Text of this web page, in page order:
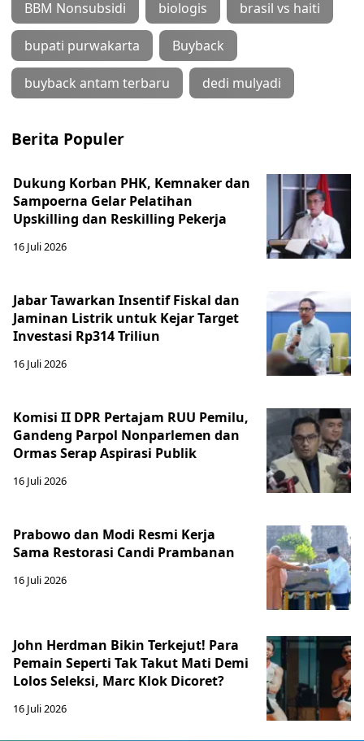
BBM Nonsubsidi biologis brasil vs haiti
bupati purwakarta Buyback
buyback antam terbaru dedi mulyadi
Berita Populer
Dukung Korban PHK, Kemnaker dan
Sampoerna Gelar Pelatihan
Upskilling dan Reskilling Pekerja
16 Juli 2026
Jabar Tawarkan Insentif Fiskal dan
Jaminan Listrik untuk Kejar Target
Investasi Rp314 Triliun
16 Juli 2026
Komisi II DPR Pertajam RUU Pemilu,
Gandeng Parpol Nonparlemen dan
Ormas Serap Aspirasi Publik
16 Juli 2026
Prabowo dan Modi Resmi Kerja
Sama Restorasi Candi Prambanan
16 Juli 2026
John Herdman Bikin Terkejut! Para
Pemain Seperti Tak Takut Mati Demi
Lolos Seleksi, Marc Klok Dicoret?
16 Juli 2026